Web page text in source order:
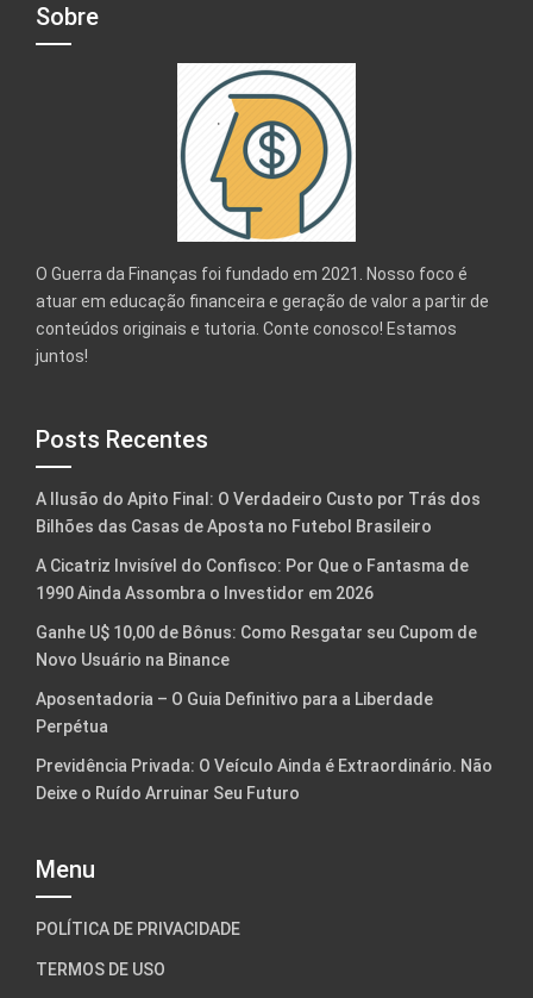
Sobre
O Guerra da Finanças foi fundado em 2021. Nosso foco é
atuar em educação financeira e geração de valor a partir de
conteúdos originais e tutoria. Conte conosco! Estamos
juntos!
Posts Recentes
A Ilusão do Apito Final: O Verdadeiro Custo por Trás dos
Bilhões das Casas de Aposta no Futebol Brasileiro
A Cicatriz Invisível do Confisco: Por Que o Fantasma de
1990 Ainda Assombra o Investidor em 2026
Ganhe U$ 10,00 de Bônus: Como Resgatar seu Cupom de
Novo Usuário na Binance
Aposentadoria – O Guia Definitivo para a Liberdade
Perpétua
Previdência Privada: O Veículo Ainda é Extraordinário. Não
Deixe o Ruído Arruinar Seu Futuro
Menu
POLÍTICA DE PRIVACIDADE
TERMOS DE USO